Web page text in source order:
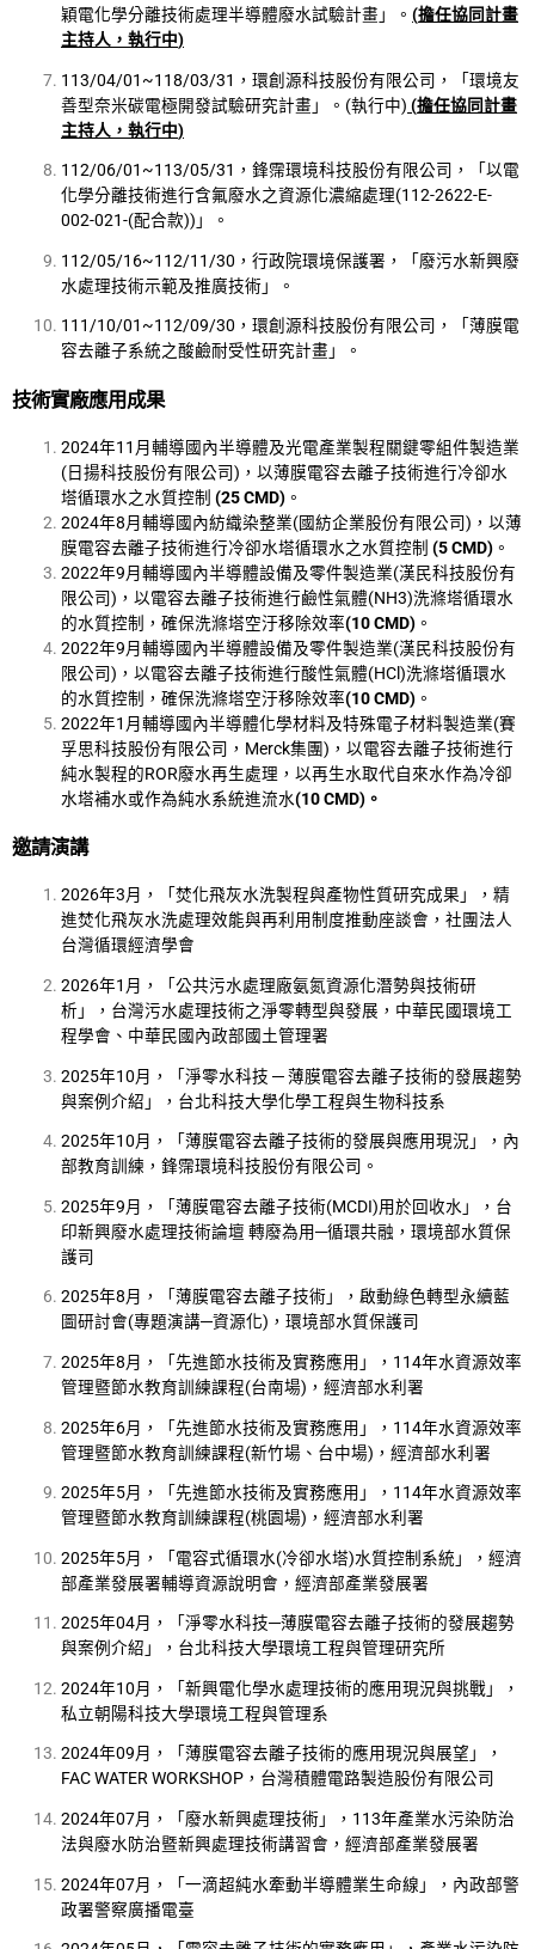
穎電化學分離技術處理半導體廢水試驗計畫」。(擔任協同計畫
主持人，執行中)
113/04/01~118/03/31，環創源科技股份有限公司，「環境友
善型奈米碳電極開發試驗研究計畫」。(執行中) (擔任協同計畫
主持人，執行中)
112/06/01~113/05/31，鋒霈環境科技股份有限公司，「以電
化學分離技術進行含氟廢水之資源化濃縮處理(112-2622-E-
002-021-(配合款))」。
112/05/16~112/11/30，行政院環境保護署，「廢污水新興廢
水處理技術示範及推廣技術」。
111/10/01~112/09/30，環創源科技股份有限公司，「薄膜電
容去離子系統之酸鹼耐受性研究計畫」。
技術實廠應用成果
2024年11月輔導國內半導體及光電產業製程關鍵零組件製造業
(日揚科技股份有限公司)，以薄膜電容去離子技術進行冷卻水
塔循環水之水質控制(25 CMD) 。
2024年8月輔導國內紡織染整業(國紡企業股份有限公司)，以薄
膜電容去離子技術進行冷卻水塔循環水之水質控制(5 CMD) 。
2022年9月輔導國內半導體設備及零件製造業(漢民科技股份有
限公司)，以電容去離子技術進行鹼性氣體(NH3)洗滌塔循環水
的水質控制，確保洗滌塔空汙移除效率(10 CMD) 。
2022年9月輔導國內半導體設備及零件製造業(漢民科技股份有
限公司)，以電容去離子技術進行酸性氣體(HCl)洗滌塔循環水
的水質控制，確保洗滌塔空汙移除效率(10 CMD) 。
2022年1月輔導國內半導體化學材料及特殊電子材料製造業(賽
孚思科技股份有限公司，Merck集團)，以電容去離子技術進行
純水製程的ROR廢水再生處理，以再生水取代自來水作為冷卻
水塔補水或作為純水系統進流水(10 CMD) 。
邀請演講
2026年3月，「焚化飛灰水洗製程與產物性質研究成果」，精
進焚化飛灰水洗處理效能與再利用制度推動座談會，社團法人
台灣循環經濟學會
2026年1月，「公共污水處理廠氨氮資源化潛勢與技術研
析」，台灣污水處理技術之淨零轉型與發展，中華民國環境工
程學會、中華民國內政部國土管理署
2025年10月，「淨零水科技 ─ 薄膜電容去離子技術的發展趨勢
與案例介紹」，台北科技大學化學工程與生物科技系
2025年10月，「薄膜電容去離子技術的發展與應用現況」，內
部教育訓練，鋒霈環境科技股份有限公司。
2025年9月，「薄膜電容去離子技術(MCDI)用於回收水」，台
印新興廢水處理技術論壇 轉廢為用─循環共融，環境部水質保
護司
2025年8月，「薄膜電容去離子技術」，啟動綠色轉型永續藍
圖研討會(專題演講─資源化)，環境部水質保護司
2025年8月，「先進節水技術及實務應用」，114年水資源效率
管理暨節水教育訓練課程(台南場)，經濟部水利署
2025年6月，「先進節水技術及實務應用」，114年水資源效率
管理暨節水教育訓練課程(新竹場、台中場)，經濟部水利署
2025年5月，「先進節水技術及實務應用」，114年水資源效率
管理暨節水教育訓練課程(桃園場)，經濟部水利署
2025年5月，「電容式循環水(冷卻水塔)水質控制系統」，經濟
部產業發展署輔導資源說明會，經濟部產業發展署
2025年04月，「淨零水科技─薄膜電容去離子技術的發展趨勢
與案例介紹」，台北科技大學環境工程與管理研究所
2024年10月，「新興電化學水處理技術的應用現況與挑戰」，
私立朝陽科技大學環境工程與管理系
2024年09月，「薄膜電容去離子技術的應用現況與展望」，
FAC WATER WORKSHOP，台灣積體電路製造股份有限公司
2024年07月，「廢水新興處理技術」，113年產業水污染防治
法與廢水防治暨新興處理技術講習會，經濟部產業發展署
2024年07月，「一滴超純水牽動半導體業生命線」，內政部警
政署警察廣播電臺